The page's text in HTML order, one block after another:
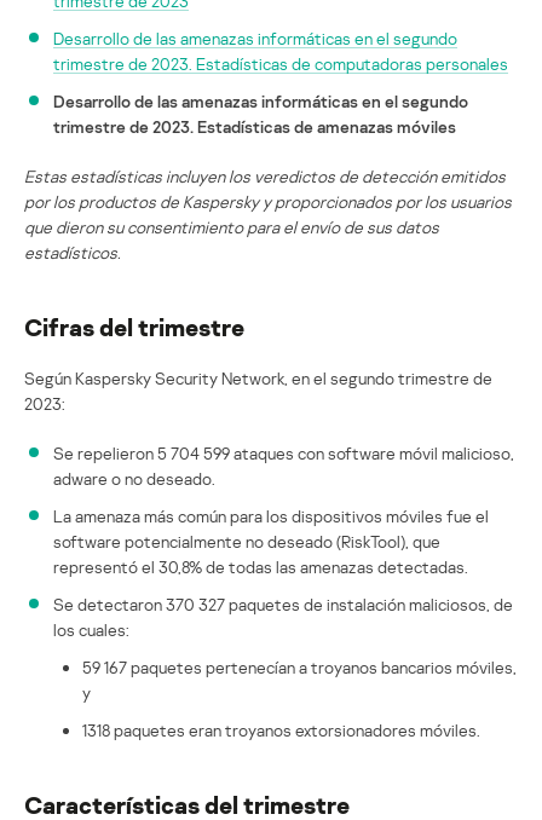
Desarrollo de las amenazas informáticas en el segundo
trimestre de 2023. Estadísticas de computadoras personales
Desarrollo de las amenazas informáticas en el segundo
trimestre de 2023. Estadísticas de amenazas móviles
Estas estadísticas incluyen los veredictos de detección emitidos
por los productos de Kaspersky y proporcionados por los usuarios
que dieron su consentimiento para el envío de sus datos
estadísticos.
Cifras del trimestre
Según Kaspersky Security Network, en el segundo trimestre de
2023:
Se repelieron 5 704 599 ataques con software móvil malicioso,
adware o no deseado.
La amenaza más común para los dispositivos móviles fue el
software potencialmente no deseado (RiskTool), que
representó el 30,8% de todas las amenazas detectadas.
Se detectaron 370 327 paquetes de instalación maliciosos, de
los cuales:
59 167 paquetes pertenecían a troyanos bancarios móviles,
y
1318 paquetes eran troyanos extorsionadores móviles.
Características del trimestre